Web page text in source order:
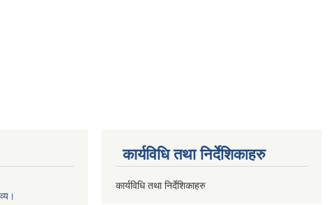
कार्यविधि तथा निर्देशिकाहरु
कार्यविधि तथा निर्देशिकाहरु